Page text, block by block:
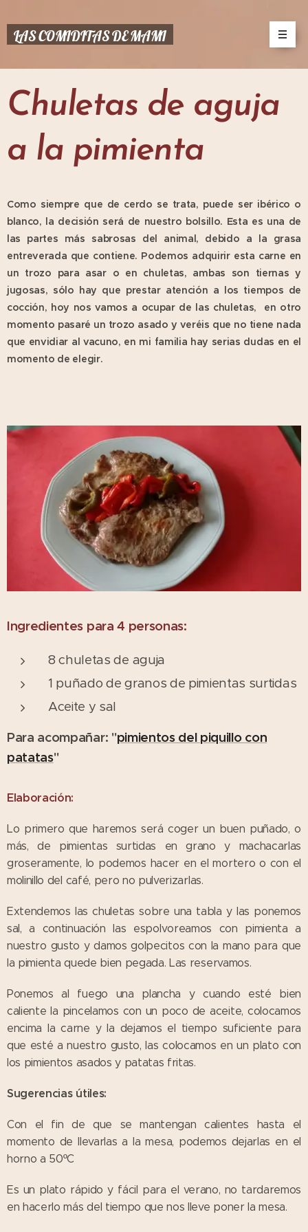
LAS COMIDITAS DE MAMI
Chuletas de aguja
a la pimienta
Como siempre que de cerdo se trata, puede ser ibérico o
blanco, la decisión será de nuestro bolsillo. Esta es una de
las partes más sabrosas del animal, debido a la grasa
entreverada que contiene. Podemos adquirir esta carne en
un trozo para asar o en chuletas, ambas son tiernas y
jugosas, sólo hay que prestar atención a los tiempos de
cocción, hoy nos vamos a ocupar de las chuletas, en otro
momento pasaré un trozo asado y veréis que no tiene nada
que envidiar al vacuno, en mi familia hay serias dudas en el
momento de elegir.
Ingredientes para 4 personas:
8 chuletas de aguja
1 puñado de granos de pimientas surtidas
Aceite y sal
Para acompañar: "pimientos del piquillo con
patatas"
Elaboración:
Lo primero que haremos será coger un buen puñado, o
más, de pimientas surtidas en grano y machacarlas
groseramente, lo podemos hacer en el mortero o con el
molinillo del café, pero no pulverizarlas.
Extendemos las chuletas sobre una tabla y las ponemos
sal, a continuación las espolvoreamos con pimienta a
nuestro gusto y damos golpecitos con la mano para que
la pimienta quede bien pegada. Las reservamos.
Ponemos al fuego una plancha y cuando esté bien
caliente la pincelamos con un poco de aceite, colocamos
encima la carne y la dejamos el tiempo suficiente para
que esté a nuestro gusto, las colocamos en un plato con
los pimientos asados y patatas fritas.
Sugerencias útiles:
Con el fin de que se mantengan calientes hasta el
momento de llevarlas a la mesa, podemos dejarlas en el
horno a 50ºC
Es un plato rápido y fácil para el verano, no tardaremos
en hacerlo más del tiempo que nos lleve poner la mesa.